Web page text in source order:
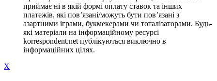
приймає ні в якій формі оплату ставок та інших
платежів, які пов’язані/можуть бути пов’язані з
азартними іграми, букмекерами чи тоталізаторами. Будь-
які матеріали на інформаційному ресурсі
korrespondent.net публікуються виключно в
інформаційних цілях.
X